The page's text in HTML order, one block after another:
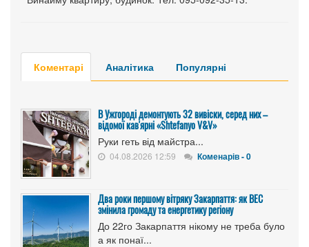
Коментарі Аналітика Популярні
В Ужгороді демонтують 32 вивіски, серед них –
відомої кав'ярні «Shtefanyo V&V»
Руки геть від майстра...
04.08.2026 12:59 Коменарів - 0
Два роки першому вітряку Закарпаття: як ВЕС
змінила громаду та енергетику регіону
До 22го Закарпаття нікому не треба було
а як понаї...